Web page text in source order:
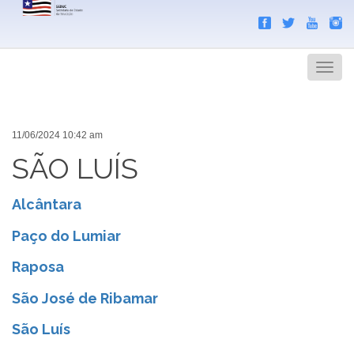
Menu
11/06/2024 10:42 am
SÃO LUÍS
Alcântara
Paço do Lumiar
Raposa
São José de Ribamar
São Luís